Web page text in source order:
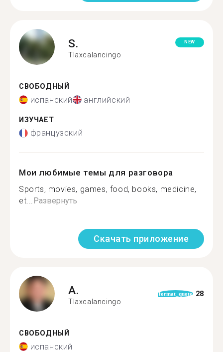
S.
Tlaxcalancingo
NEW
СВОБОДНЫЙ
испанский английский
ИЗУЧАЕТ
французский
Мои любимые темы для разговора
Sports, movies, games, food, books, medicine,
et...Развернуть
Скачать приложение
A.
Tlaxcalancingo
format_quote 28
СВОБОДНЫЙ
испанский